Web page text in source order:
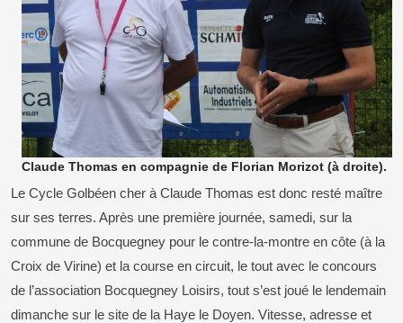
Claude Thomas en compagnie de Florian Morizot (à droite).
Le Cycle Golbéen cher à Claude Thomas est donc resté maître
sur ses terres. Après une première journée, samedi, sur la
commune de Bocquegney pour le contre-la-montre en côte (à la
Croix de Virine) et la course en circuit, le tout avec le concours
de l’association Bocquegney Loisirs, tout s’est joué le lendemain
dimanche sur le site de la Haye le Doyen. Vitesse, adresse et